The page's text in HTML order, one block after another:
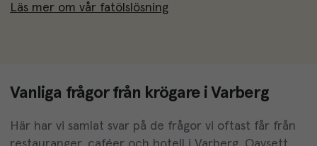
Läs mer om vår fatölslösning
Vanliga frågor från krögare i Varberg
Här har vi samlat svar på de frågor vi oftast får från